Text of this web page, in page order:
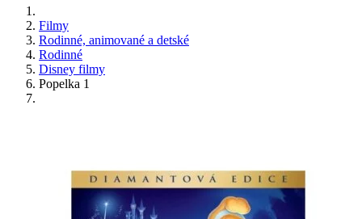
Filmy
Rodinné, animované a detské
Rodinné
Disney filmy
Popelka 1